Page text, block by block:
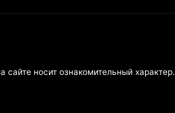
носит ознакомительный характер.